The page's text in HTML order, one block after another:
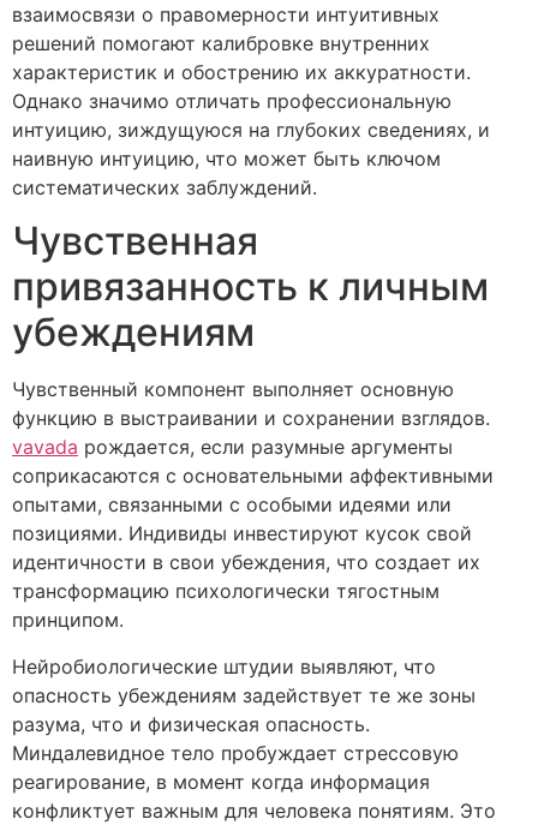
взаимосвязи о правомерности интуитивных
решений помогают калибровке внутренних
характеристик и обострению их аккуратности.
Однако значимо отличать профессиональную
интуицию, зиждущуюся на глубоких сведениях, и
наивную интуицию, что может быть ключом
систематических заблуждений.
Чувственная
привязанность к личным
убеждениям
Чувственный компонент выполняет основную
функцию в выстраивании и сохранении взглядов.
vavada рождается, если разумные аргументы
соприкасаются с основательными аффективными
опытами, связанными с особыми идеями или
позициями. Индивиды инвестируют кусок свой
идентичности в свои убеждения, что создает их
трансформацию психологически тягостным
принципом.
Нейробиологические штудии выявляют, что
опасность убеждениям задействует те же зоны
разума, что и физическая опасность.
Миндалевидное тело пробуждает стрессовую
реагирование, в момент когда информация
конфликтует важным для человека понятиям. Это